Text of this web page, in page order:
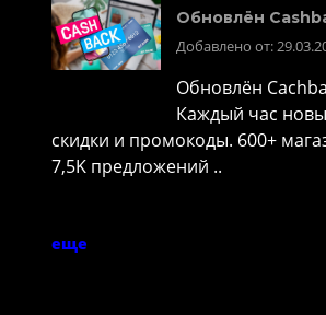
Обновлён
Добавлено от:
Обновлён
Каждый час
скидки и промокоды. 600+
7,5K предложений ..
еще